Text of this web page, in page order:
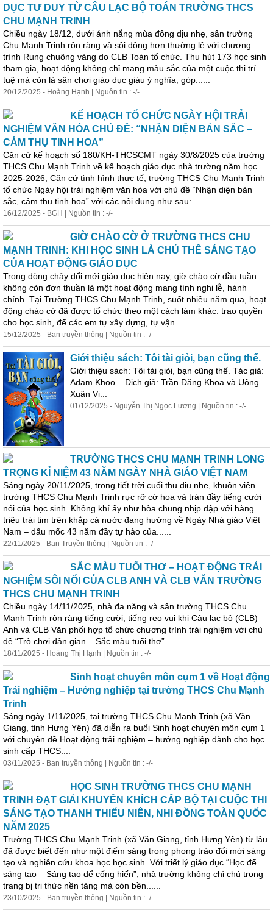
DỤC TƯ DUY TỪ CÂU LẠC BỘ TOÁN TRƯỜNG THCS
CHU MẠNH TRINH
Chiều ngày 18/12, dưới ánh nắng mùa đông dịu nhẹ, sân trường
Chu Mạnh Trinh rộn ràng và sôi động hơn thường lệ với chương
trình Rung chuông vàng do CLB Toán tổ chức. Thu hút 173 học sinh
tham gia, hoạt động không chỉ mang màu sắc của một cuộc thi trí
tuệ mà còn là sân chơi giáo dục giàu ý nghĩa, góp......
20/12/2025 - Hoàng Hạnh | Nguồn tin : -/-
KẾ HOẠCH TỔ CHỨC NGÀY HỘI TRẢI
NGHIỆM VĂN HÓA CHỦ ĐỀ: “NHẬN DIỆN BẢN SẮC –
CẢM THỤ TINH HOA”
Căn cứ kế hoạch số 180/KH-THCSCMT ngày 30/8/2025 của trường
THCS Chu Mạnh Trinh về kế hoạch giáo dục nhà trường năm học
2025-2026; Căn cứ tình hình thực tế, trường THCS Chu Mạnh Trinh
tổ chức Ngày hội trải nghiệm văn hóa với chủ đề “Nhận diện bản
sắc, cảm thụ tinh hoa” với các nội dung như sau:...
16/12/2025 - BGH | Nguồn tin : -/-
GIỜ CHÀO CỜ Ở TRƯỜNG THCS CHU
MẠNH TRINH: KHI HỌC SINH LÀ CHỦ THỂ SÁNG TẠO
CỦA HOẠT ĐỘNG GIÁO DỤC
Trong dòng chảy đổi mới giáo dục hiện nay, giờ chào cờ đầu tuần
không còn đơn thuần là một hoạt động mang tính nghi lễ, hành
chính. Tại Trường THCS Chu Mạnh Trinh, suốt nhiều năm qua, hoạt
động chào cờ đã được tổ chức theo một cách làm khác: trao quyền
cho học sinh, để các em tự xây dựng, tự vận......
15/12/2025 - Ban truyền thông | Nguồn tin : -/-
Giới thiệu sách: Tôi tài giỏi, bạn cũng thế.
Giới thiệu sách: Tôi tài giỏi, bạn cũng thế. Tác giả:
Adam Khoo – Dịch giả: Trần Đăng Khoa và Uông
Xuân Vi...
01/12/2025 - Nguyễn Thị Ngọc Lương | Nguồn tin : -/-
TRƯỜNG THCS CHU MẠNH TRINH LONG
TRỌNG KỈ NIỆM 43 NĂM NGÀY NHÀ GIÁO VIỆT NAM
Sáng ngày 20/11/2025, trong tiết trời cuối thu dịu nhẹ, khuôn viên
trường THCS Chu Mạnh Trinh rực rỡ cờ hoa và tràn đầy tiếng cười
nói của học sinh. Không khí ấy như hòa chung nhịp đập với hàng
triệu trái tim trên khắp cả nước đang hướng về Ngày Nhà giáo Việt
Nam – dấu mốc 43 năm đầy tự hào của......
22/11/2025 - Ban Truyền thông | Nguồn tin : -/-
SẮC MÀU TUỔI THƠ – HOẠT ĐỘNG TRẢI
NGHIỆM SÔI NỔI CỦA CLB ANH VÀ CLB VĂN TRƯỜNG
THCS CHU MẠNH TRINH
Chiều ngày 14/11/2025, nhà đa năng và sân trường THCS Chu
Mạnh Trinh rộn ràng tiếng cười, tiếng reo vui khi Câu lạc bộ (CLB)
Anh và CLB Văn phối hợp tổ chức chương trình trải nghiệm với chủ
đề “Trò chơi dân gian – Sắc màu tuổi thơ”....
18/11/2025 - Hoàng Thị Hạnh | Nguồn tin : -/-
Sinh hoạt chuyên môn cụm 1 về Hoạt động
Trải nghiệm – Hướng nghiệp tại trường THCS Chu Mạnh
Trinh
Sáng ngày 1/11/2025, tại trường THCS Chu Mạnh Trinh (xã Văn
Giang, tỉnh Hưng Yên) đã diễn ra buổi Sinh hoạt chuyên môn cụm 1
với chuyên đề Hoạt động trải nghiệm – hướng nghiệp dành cho học
sinh cấp THCS....
03/11/2025 - Ban truyền thông | Nguồn tin : -/-
HỌC SINH TRƯỜNG THCS CHU MẠNH
TRINH ĐẠT GIẢI KHUYẾN KHÍCH CẤP BỘ TẠI CUỘC THI
SÁNG TẠO THANH THIẾU NIÊN, NHI ĐỒNG TOÀN QUỐC
NĂM 2025
Trường THCS Chu Mạnh Trinh (xã Văn Giang, tỉnh Hưng Yên) từ lâu
đã được biết đến như một điểm sáng trong phong trào đổi mới sáng
tạo và nghiên cứu khoa học học sinh. Với triết lý giáo dục “Học để
sáng tạo – Sáng tạo để cống hiến”, nhà trường không chỉ chú trọng
trang bị tri thức nền tảng mà còn bền......
23/10/2025 - Ban truyền thông | Nguồn tin : -/-